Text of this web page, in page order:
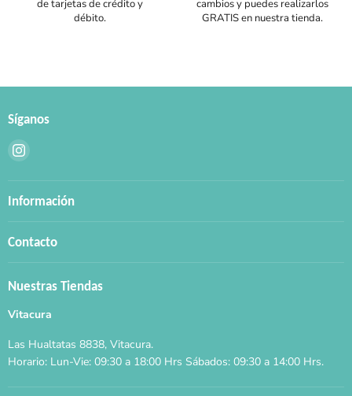
de tarjetas de crédito y
débito.
cambios y puedes realizarlos
GRATIS en nuestra tienda.
Síganos
Encuéntrenos
Instagram
Información
Contacto
Nuestras Tiendas
Vitacura
Las Hualtatas 8838, Vitacura.
Horario: Lun-Vie: 09:30 a 18:00 Hrs Sábados: 09:30 a 14:00 Hrs.